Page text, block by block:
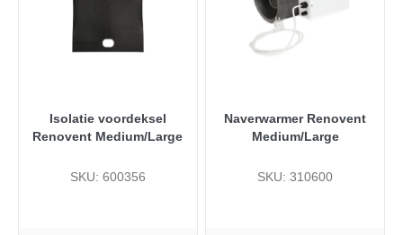
Isolatie voordeksel
Renovent Medium/Large
SKU: 600356
Naverwarmer Renovent
Medium/Large
SKU: 310600